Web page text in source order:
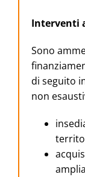
Interventi
Sono
di seguito
non